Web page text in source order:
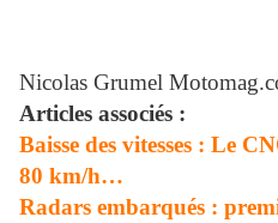
Nicolas Grumel
Articles associés :
Baisse des vitesses : Le
80 km/h…
Radars embarqués :